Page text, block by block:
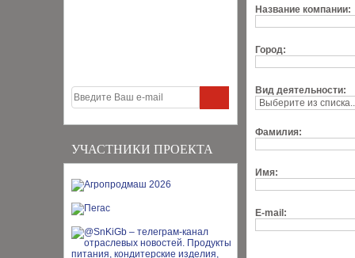
УЧАСТНИКИ ПРОЕКТА
Название компании:
Город:
Вид деятельности:
Фамилия:
Имя:
E-mail: